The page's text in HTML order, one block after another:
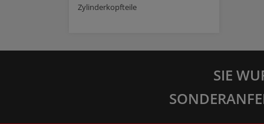
Zylinderkopfteile
SIE